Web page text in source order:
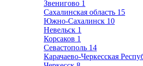
Звенигово 1
Сахалинская область 15
Южно-Сахалинск 10
Невельск 1
Корсаков 1
Севастополь 14
Карачаево-Черкесская